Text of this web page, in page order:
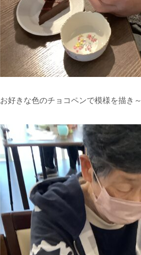
お好きな色のチョコペンで模様を描き～